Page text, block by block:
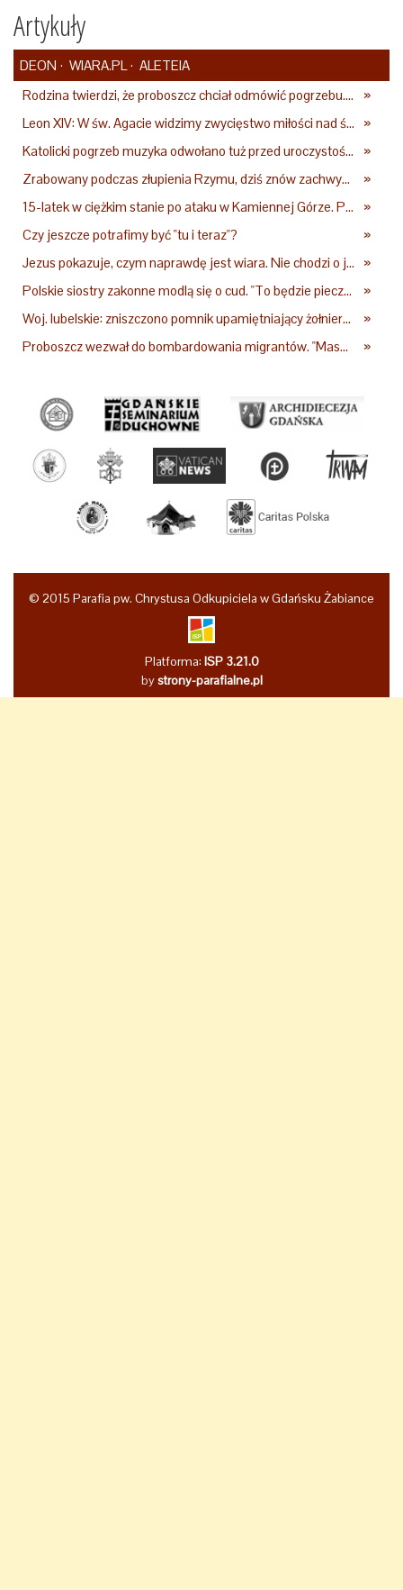
Artykuły
DEON WIARA.PL
ALETEIA
»
Rodzina twierdzi, że proboszcz chciał odmówić pogrzebu. Kuria zapowiada wyjaśnienia
»
Leon XIV: W św. Agacie widzimy zwycięstwo miłości nad śmiercią
»
Katolicki pogrzeb muzyka odwołano tuż przed uroczystością. Powodem była przynależność do masonerii
»
Zrabowany podczas złupienia Rzymu, dziś znów zachwyca. Wyjątkowy arras w Castel Gandolfo
»
15-latek w ciężkim stanie po ataku w Kamiennej Górze. Policja zatrzymała dwóch nastolatków
»
Czy jeszcze potrafimy być "tu i teraz"?
»
Jezus pokazuje, czym naprawdę jest wiara. Nie chodzi o jej wielkość
»
Polskie siostry zakonne modlą się o cud. "To będzie pieczęć Pana Boga dla naszej wiary"
»
Woj. lubelskie: zniszczono pomnik upamiętniający żołnierzy UPA. Ambasada Ukrainy reaguje
»
Proboszcz wezwał do bombardowania migrantów. "Masowy ogień przeciwko najeźdźcom!"
© 2015 Parafia pw. Chrystusa Odkupiciela w Gdańsku Żabiance
Platforma: ISP 3.21.0
bystrony-parafialne.pl